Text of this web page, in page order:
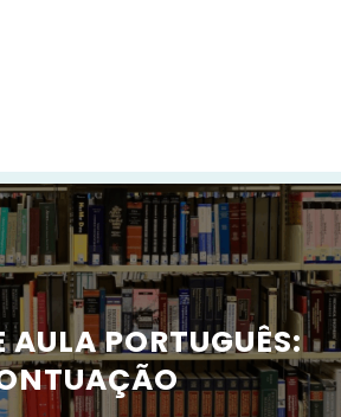
AULA PORTUGUÊS: